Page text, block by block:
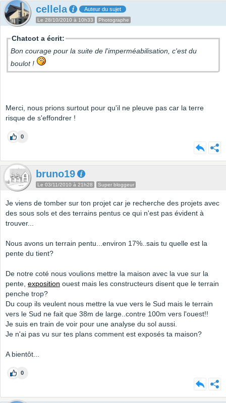
cellela Auteur du sujet
Le 28/10/2010 à 10h33 Photographe
Chatcot a écrit:
Bon courage pour la suite de l'imperméabilisation, c'est du
boulot !
Merci, nous prions surtout pour qu'il ne pleuve pas car la terre
risque de s'effondrer !
0
bruno19
Le 03/11/2010 à 21h28 Super bloggeur
Je viens de tomber sur ton projet car je recherche des projets avec
des sous sols et des terrains pentus ce qui n'est pas évident à
trouver...
Nous avons un terrain pentu...environ 17%..sais tu quelle est la
pente du tient?
De notre coté nous voulions mettre la maison avec la vue sur la
pente, exposition ouest mais les constructeurs disent que le terrain
penche trop?
Du coup ils veulent nous mettre la vue vers le Sud mais le terrain
vers le Sud ne fait que 38m de large..contre 100m vers l'ouest!!
Je suis en train de voir pour une analyse du sol aussi.
Je n'ai pas vu sur tes plans comment est exposés ta maison?
A bientôt...
0